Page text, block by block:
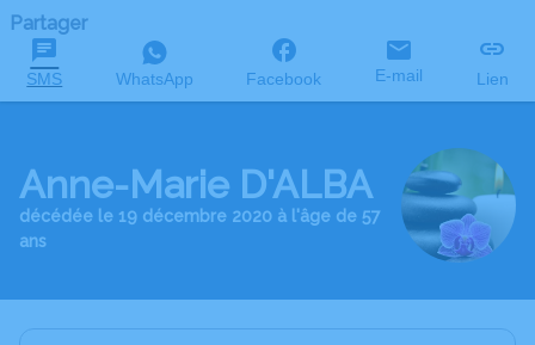
Partager
SMS WhatsApp Facebook E-mail Lien
Anne-Marie D'ALBA
décédée le 19 décembre 2020 à l'âge de 57
ans